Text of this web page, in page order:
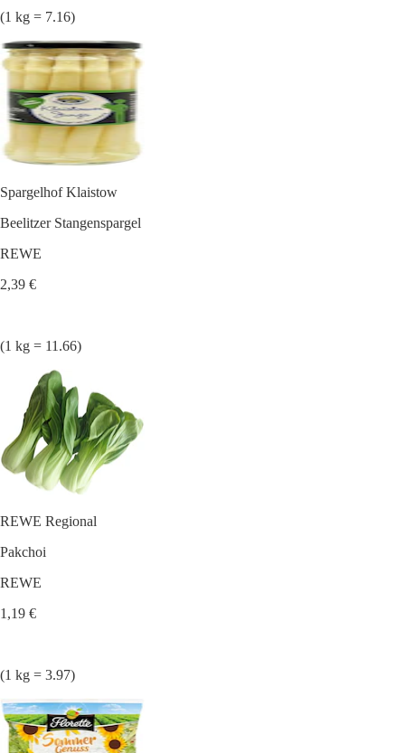
(1 kg = 7.16)
Spargelhof Klaistow
Beelitzer Stangenspargel
REWE
2,39 €
(1 kg = 11.66)
REWE Regional
Pakchoi
REWE
1,19 €
(1 kg = 3.97)